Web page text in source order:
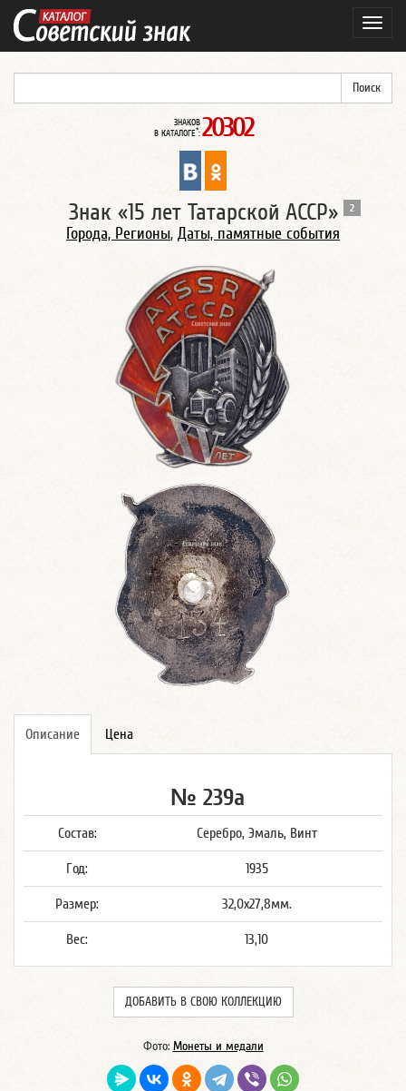
ЗНАКОВ
В КАТАЛОГЕ*: 20302
Знак «15 лет Татарской АССР» 2
Города, Регионы, Даты, памятные события
Описание Цена
№ 239а
Состав: Серебро, Эмаль, Винт
Год: 1935
Размер: 32,0x27,8мм.
Вес: 13,10
ДОБАВИТЬ В СВОЮ КОЛЛЕКЦИЮ
Фото: Монеты и медали